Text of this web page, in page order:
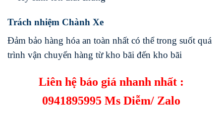
Trách nhiệm Chành Xe
Đảm bảo hàng hóa an toàn nhất có thể trong suốt quá
trình vận chuyển hàng từ kho bãi đến kho bãi
Liên hệ báo giá nhanh nhất :
0941895995 Ms Diễm/ Zalo